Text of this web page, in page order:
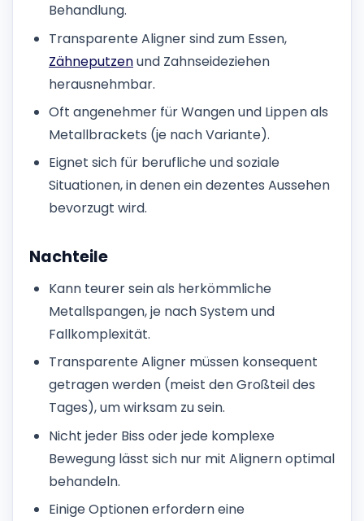
Behandlung.
Transparente Aligner sind zum Essen,
Zähneputzenund Zahnseideziehen
herausnehmbar.
Oft angenehmer für Wangen und Lippen als
Metallbrackets (je nach Variante).
Eignet sich für berufliche und soziale
Situationen, in denen ein dezentes Aussehen
bevorzugt wird.
Nachteile
Kann teurer sein als herkömmliche
Metallspangen, je nach System und
Fallkomplexität.
Transparente Aligner müssen konsequent
getragen werden (meist den Großteil des
Tages), um wirksam zu sein.
Nicht jeder Biss oder jede komplexe
Bewegung lässt sich nur mit Alignern optimal
behandeln.
Einige Optionen erfordern eine